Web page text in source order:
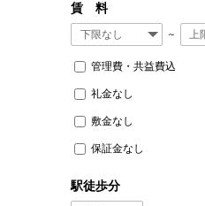
賃 料
～
管理費・共益費込
礼金なし
敷金なし
保証金なし
駅徒歩分